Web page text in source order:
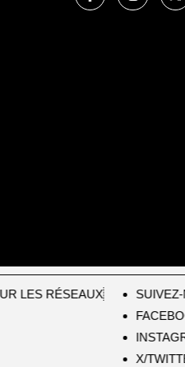
LES RÉSEAUX
X/